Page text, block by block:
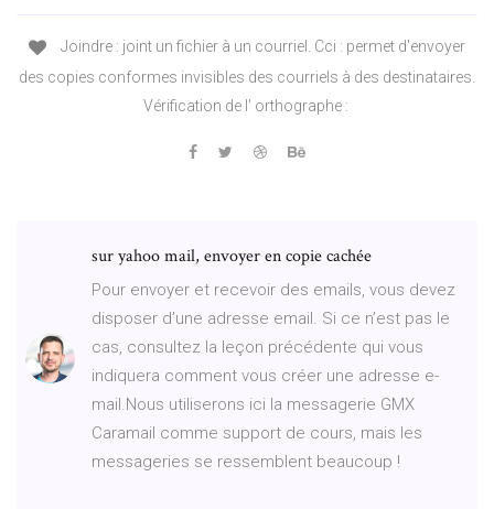
Joindre : joint un fichier à un courriel. Cci : permet d'envoyer
des copies conformes invisibles des courriels à des destinataires.
Vérification de l' orthographe :
sur yahoo mail, envoyer en copie cachée
Pour envoyer et recevoir des emails, vous devez
disposer d’une adresse email. Si ce n’est pas le
cas, consultez la leçon précédente qui vous
indiquera comment vous créer une adresse e-
mail.Nous utiliserons ici la messagerie GMX
Caramail comme support de cours, mais les
messageries se ressemblent beaucoup !